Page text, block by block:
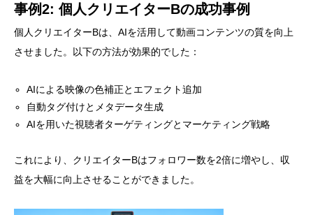
事例2: 個人クリエイターBの成功事例
個人クリエイターBは、AIを活用して動画コンテンツの質を向上
させました。以下の方法が効果的でした：
AIによる映像の色補正とエフェクト追加
自動タグ付けとメタデータ生成
AIを用いた視聴者ターゲティングとマーケティング戦略
これにより、クリエイターBはフォロワー数を2倍に増やし、収
益を大幅に向上させることができました。